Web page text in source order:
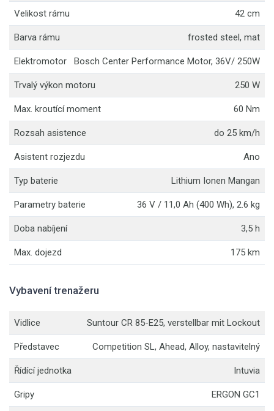
Velikost rámu 42 cm
Barva rámu frosted steel, mat
Elektromotor Bosch Center Performance Motor, 36V/ 250W
Trvalý výkon motoru 250 W
Max. kroutící moment 60 Nm
Rozsah asistence do 25 km/h
Asistent rozjezdu Ano
Typ baterie Lithium Ionen Mangan
Parametry baterie 36 V / 11,0 Ah (400 Wh), 2.6 kg
Doba nabíjení 3,5 h
Max. dojezd 175 km
Vybavení trenažeru
Vidlice Suntour CR 85-E25, verstellbar mit Lockout
Představec Competition SL, Ahead, Alloy, nastavitelný
Řídící jednotka Intuvia
Gripy ERGON GC1